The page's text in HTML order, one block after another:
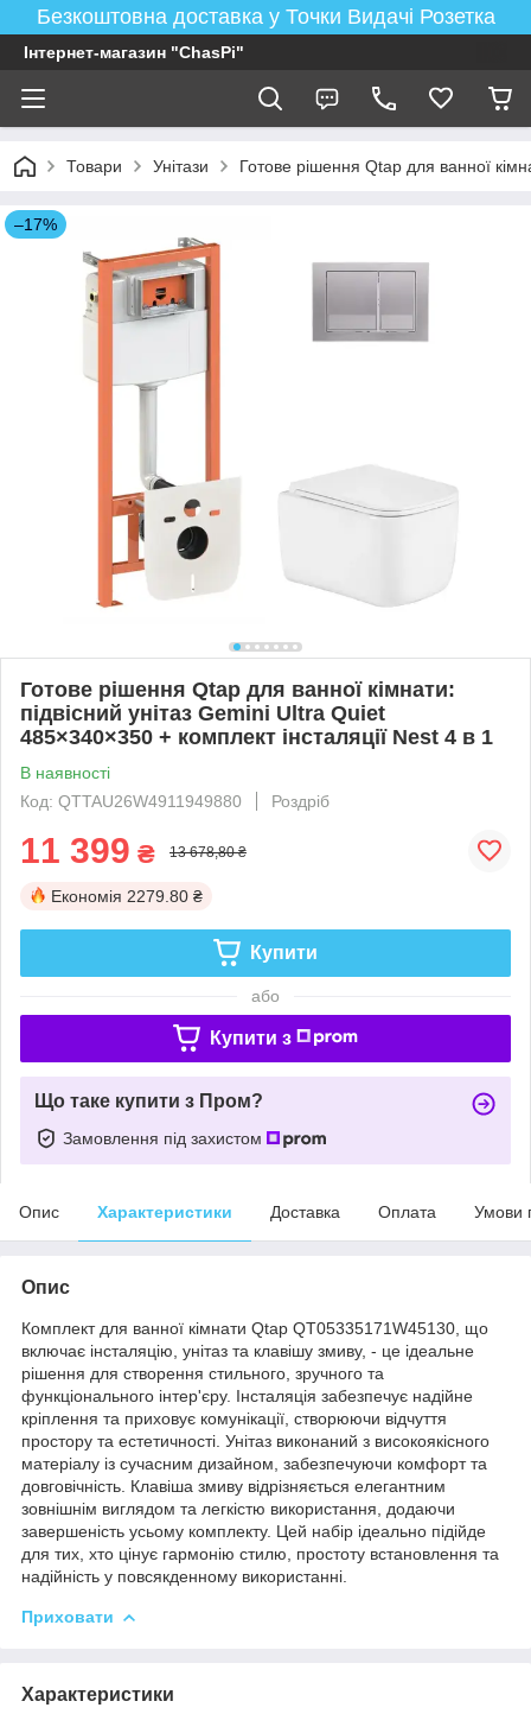
Безкоштовна доставка у Точки Видачі Розетка
Інтернет-магазин "ChasPi"
Товари Унітази Готове рішення Qtap для ванної
–17%
Готове рішення Qtap для ванної кімнати:
підвісний унітаз Gemini Ultra Quiet
485×340×350 + комплект інсталяції Nest 4 в 1
В наявності
Код: QTTAU26W4911949880
Роздріб
11 399 ₴ 13 678,80 ₴
Економія 2279.80 ₴
Купити
або
Купити з
Що таке купити з Пром?
Замовлення під захистом
Опис Характеристики Доставка Оплата Умови
Опис
Комплект для ванної кімнати Qtap QT05335171W45130, що
включає інсталяцію, унітаз та клавішу змиву, - це ідеальне
рішення для створення стильного, зручного та
функціонального інтер'єру. Інсталяція забезпечує надійне
кріплення та приховує комунікації, створюючи відчуття
простору та естетичності. Унітаз виконаний з високоякісного
матеріалу із сучасним дизайном, забезпечуючи комфорт та
довговічність. Клавіша змиву відрізняється елегантним
зовнішнім виглядом та легкістю використання, додаючи
завершеність усьому комплекту. Цей набір ідеально підійде
для тих, хто цінує гармонію стилю, простоту встановлення та
надійність у повсякденному використанні.
Приховати
Характеристики